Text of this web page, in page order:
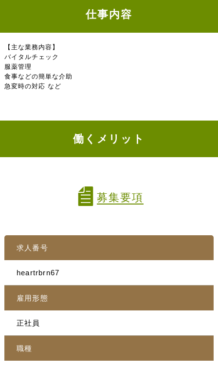
仕事内容
【主な業務内容】
バイタルチェック
服薬管理
食事などの簡単な介助
急変時の対応 など
働くメリット
募集要項
求人番号
heartrbrn67
雇用形態
正社員
職種